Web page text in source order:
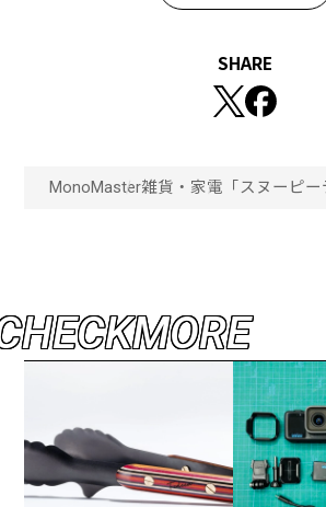
SHARE
MonoMaster雑貨・家電 「スヌーピ
HECKMORE